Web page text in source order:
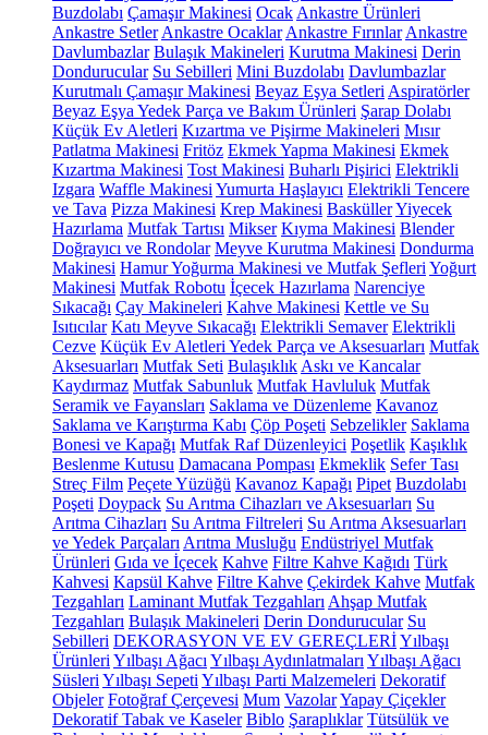
Buzdolabı Çamaşır Makinesi Ocak Ankastre Ürünleri
Ankastre Setler Ankastre Ocaklar Ankastre Fırınlar Ankastre
Davlumbazlar Bulaşık Makineleri Kurutma Makinesi Derin
Dondurucular Su Sebilleri Mini Buzdolabı Davlumbazlar
Kurutmalı Çamaşır Makinesi Beyaz Eşya Setleri Aspiratörler
Beyaz Eşya Yedek Parça ve Bakım Ürünleri Şarap Dolabı
Küçük Ev Aletleri Kızartma ve Pişirme Makineleri Mısır
Patlatma Makinesi Fritöz Ekmek Yapma Makinesi Ekmek
Kızartma Makinesi Tost Makinesi Buharlı Pişirici Elektrikli
Izgara Waffle Makinesi Yumurta Haşlayıcı Elektrikli Tencere
ve Tava Pizza Makinesi Krep Makinesi BasküllerYiyecek
Hazırlama Mutfak Tartısı Mikser Kıyma Makinesi Blender
Doğrayıcı ve Rondolar Meyve Kurutma Makinesi Dondurma
Makinesi Hamur Yoğurma Makinesi ve Mutfak Şefleri Yoğurt
Makinesi Mutfak Robotu İçecek Hazırlama Narenciye
Sıkacağı Çay Makineleri Kahve Makinesi Kettle ve Su
Isıtıcılar Katı Meyve Sıkacağı Elektrikli Semaver Elektrikli
Cezve Küçük Ev Aletleri Yedek Parça ve Aksesuarları Mutfak
Aksesuarları Mutfak Seti Bulaşıklık Askı ve Kancalar
Kaydırmaz Mutfak Sabunluk Mutfak Havluluk Mutfak
Seramik ve Fayansları Saklama ve Düzenleme Kavanoz
Saklama ve Karıştırma Kabı Çöp Poşeti Sebzelikler Saklama
Bonesi ve Kapağı Mutfak Raf Düzenleyici Poşetlik Kaşıklık
Beslenme Kutusu Damacana Pompası Ekmeklik Sefer Tası
Streç Film Peçete Yüzüğü Kavanoz Kapağı Pipet Buzdolabı
Poşeti Doypack Su Arıtma Cihazları ve Aksesuarları Su
Arıtma Cihazları Su Arıtma Filtreleri Su Arıtma Aksesuarları
ve Yedek Parçaları Arıtma Musluğu Endüstriyel Mutfak
Ürünleri Gıda ve İçecek Kahve Filtre Kahve Kağıdı Türk
Kahvesi Kapsül Kahve Filtre Kahve Çekirdek Kahve Mutfak
Tezgahları Laminant Mutfak Tezgahları Ahşap Mutfak
Tezgahları Bulaşık Makineleri Derin Dondurucular Su
Sebilleri DEKORASYON VE EV GEREÇLERİYılbaşı
Ürünleri Yılbaşı Ağacı Yılbaşı Aydınlatmaları Yılbaşı Ağacı
Süsleri Yılbaşı Sepeti Yılbaşı Parti Malzemeleri Dekoratif
Objeler Fotoğraf Çerçevesi Mum VazolarYapay Çiçekler
Dekoratif Tabak ve Kaseler Biblo Şaraplıklar Tütsülük ve